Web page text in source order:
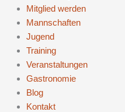
Mitglied werden
Mannschaften
Jugend
Training
Veranstaltungen
Gastronomie
Blog
Kontakt